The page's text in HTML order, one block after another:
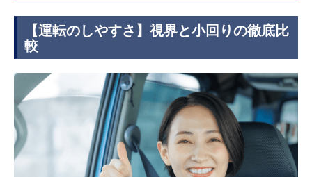
【運転のしやすさ】視界と小回りの徹底比
較